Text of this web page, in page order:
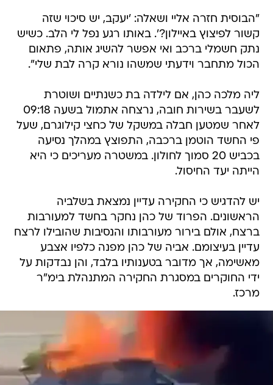
"הבוסית חזרה אליי ושאלה: 'יעקב, יש סיכוי שזה
קשור לפיצוץ באיילון?'. באותו רגע נפל לי הלב. כשיש
נתק חשמלי ברכב ואי אפשר להשיג אותה, פתאום
הכול מתחבר וידעתי שמשהו נורא קרה לבת שלי".
ליה מלכה כהן, אם לילדה בת כשנתיים ושוטרת
לשעבר בשירות חובה, נרצחה אתמול בשעה 09:18
לאחר שמטען חבלה במשקל של כחצי קילוגרם, שעל
פי החשד הוטמן ברכבה, התפוצץ במהלך נסיעה
בכביש 20 סמוך לחולון. במשטרה מעריכים כי היא
הייתה יעד החיסול.
יש להדגיש כי החקירה עדיין נמצאת בשלביה
הראשונים. הפרוד של כהן נחקר בחשד למעורבות
ברצח, אולם בירור מעורבותו והנסיבות שהובילו לרצח
עדיין בעיצומם. אביה של כהן מפנה כלפיו אצבע
מאשימה, אך מדובר בטענותיו בלבד, והן נבדקות על
ידי החוקרים במסגרת החקירה המתנהלת בימ"ר
מרכז.